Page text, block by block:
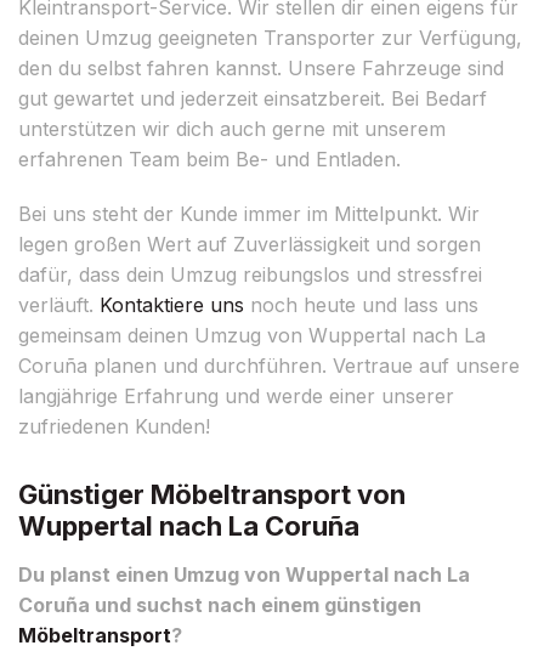
Kleintransport-Service. Wir stellen dir einen eigens für
deinen Umzug geeigneten Transporter zur Verfügung,
den du selbst fahren kannst. Unsere Fahrzeuge sind
gut gewartet und jederzeit einsatzbereit. Bei Bedarf
unterstützen wir dich auch gerne mit unserem
erfahrenen Team beim Be- und Entladen.
Bei uns steht der Kunde immer im Mittelpunkt. Wir
legen großen Wert auf Zuverlässigkeit und sorgen
dafür, dass dein Umzug reibungslos und stressfrei
verläuft. Kontaktiere uns noch heute und lass uns
gemeinsam deinen Umzug von Wuppertal nach La
Coruña planen und durchführen. Vertraue auf unsere
langjährige Erfahrung und werde einer unserer
zufriedenen Kunden!
Günstiger Möbeltransport von
Wuppertal nach La Coruña
Du planst einen Umzug von Wuppertal nach La
Coruña und suchst nach einem günstigen
Möbeltransport?